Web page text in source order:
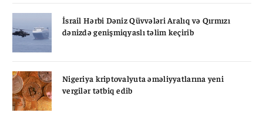
İsrail Hərbi Dəniz Qüvvələri Aralıq və Qırmızı
dənizdə genişmiqyaslı təlim keçirib
Nigeriya kriptovalyuta əməliyyatlarına yeni
vergilər tətbiq edib